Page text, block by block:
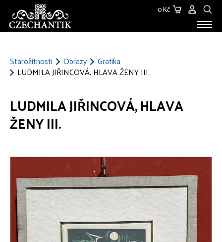
0 Kč
Starožitnosti Obrazy
Grafika
LUDMILA JIŘINCOVÁ, HLAVA ŽENY III.
LUDMILA JIŘINCOVÁ, HLAVA
ŽENY III.